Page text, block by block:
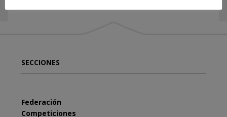
SECCIONES
Federación
Competiciones